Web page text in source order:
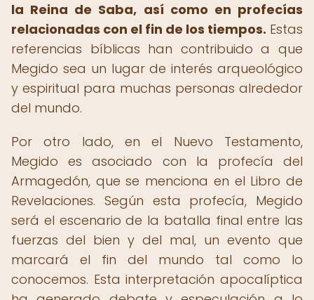
la Reina de Saba, así como en profecías
relacionadas con el fin de los tiempos. Estas
referencias bíblicas han contribuido a que
Megido sea un lugar de interés arqueológico
y espiritual para muchas personas alrededor
del mundo.
Por otro lado, en el Nuevo Testamento,
Megido es asociado con la profecía del
Armagedón, que se menciona en el Libro de
Revelaciones. Según esta profecía, Megido
será el escenario de la batalla final entre las
fuerzas del bien y del mal, un evento que
marcará el fin del mundo tal como lo
conocemos. Esta interpretación apocalíptica